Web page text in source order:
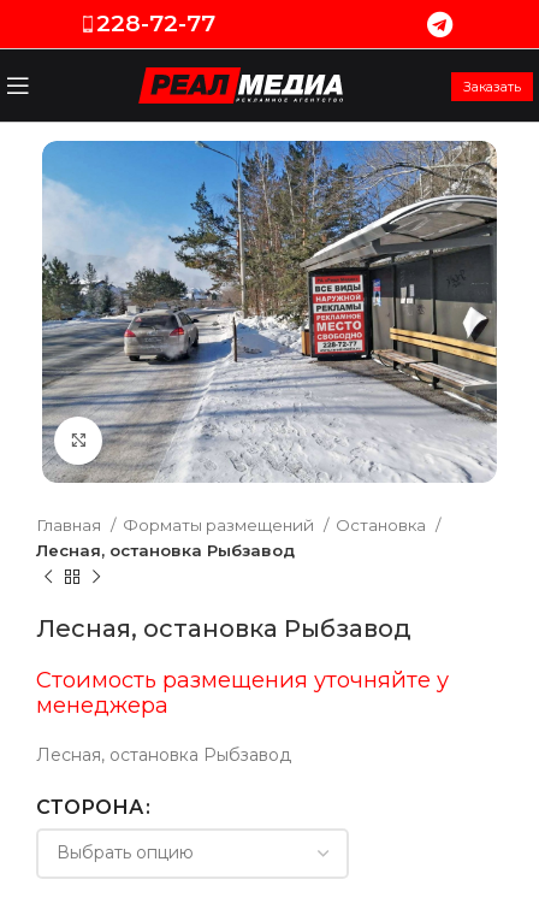
228-72-77
Заказать
Увеличить
Главная Форматы размещений
Остановка
Лесная, остановка Рыбзавод
Лесная, остановка Рыбзавод
Стоимость размещения уточняйте у
менеджера
Лесная, остановка Рыбзавод
СТОРОНА